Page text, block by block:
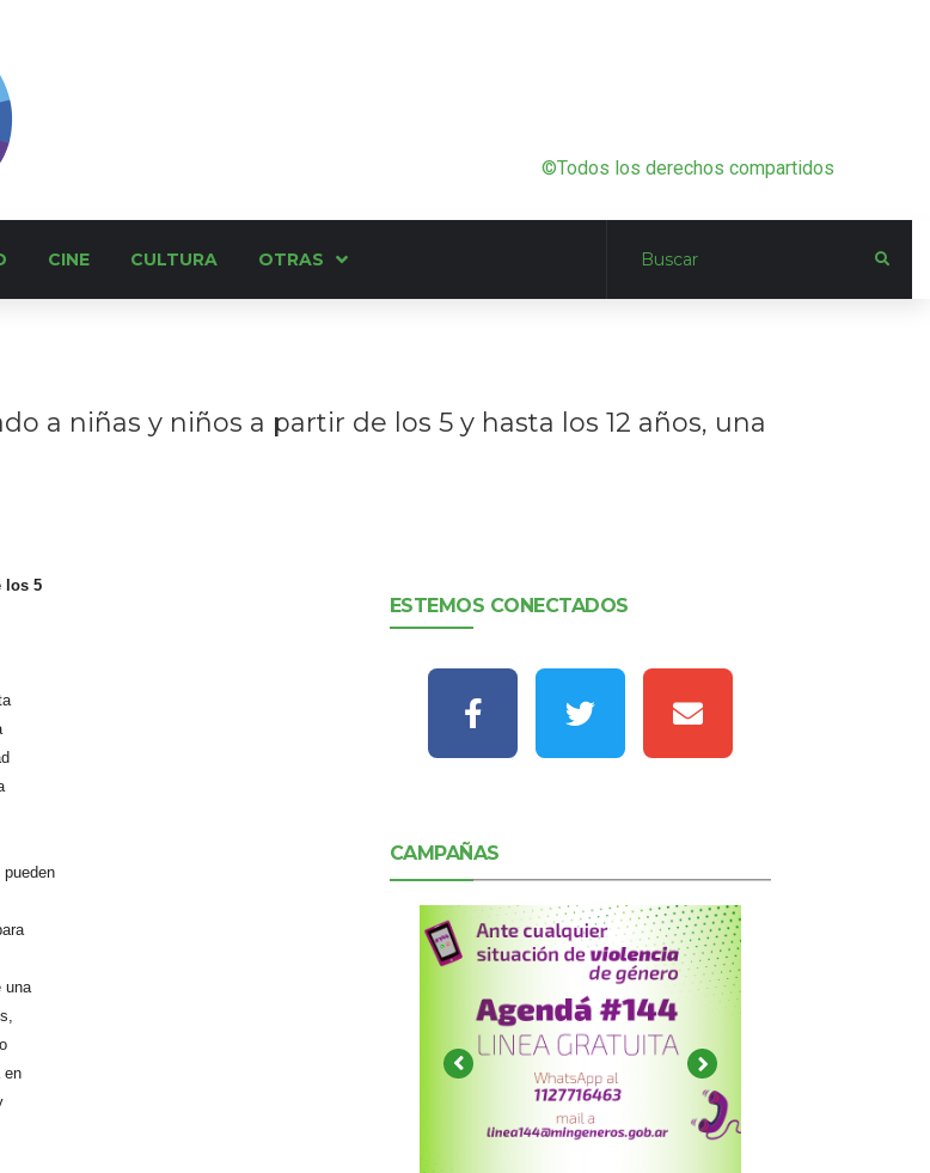
©Todos los derechos compartidos
CINE CULTURA OTRAS
a niñas y niños a partir de los 5 y hasta los 12 años, una
los 5
una
en
ESTEMOS CONECTADOS
CAMPAÑAS